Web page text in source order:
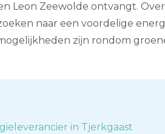
Leon Zeewolde ontvangt.
naar een voordelige
zijn rondom
in Tjerkgaast